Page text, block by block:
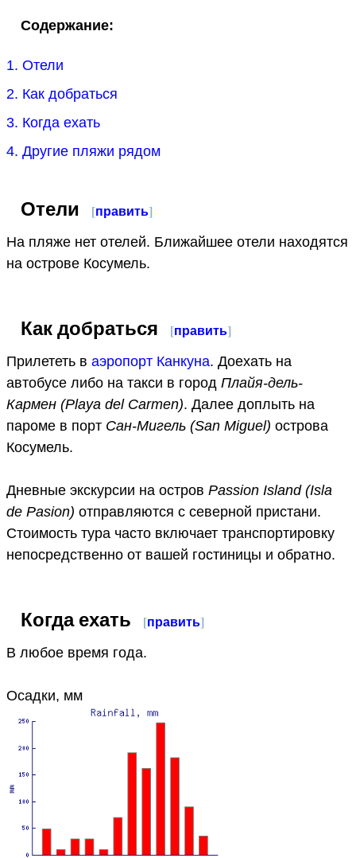
Содержание:
1. Отели
2. Как добраться
3. Когда ехать
4. Другие пляжи рядом
Отели [править]
На пляже нет отелей. Ближайшее отели находятся
на острове Косумель.
Как добраться [править]
Прилететь в аэропорт Канкуна. Доехать на
автобусе либо на такси в город Плайя-дель-
Кармен (Playa del Carmen). Далее доплыть на
пароме в порт Сан-Мигель (San Miguel) острова
Косумель.
Дневные экскурсии на остров Passion Island (Isla
de Pasion) отправляются с северной пристани.
Стоимость тура часто включает транспортировку
непосредственно от вашей гостиницы и обратно.
Когда ехать [править]
В любое время года.
Осадки, мм